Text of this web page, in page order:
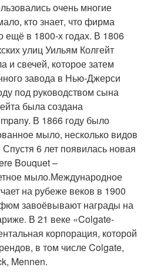
очень многие
кто знает, что фирма
ещё в 1800-х годах. В 1806
улиц Уильям Колгейт
и свечей, которое затем
завода в Нью-Джерси
под руководством сына
была создана
В 1866 году было
мыло, несколько видов
6 лет появилась новая
Bouquet –
мыло.Международное
на рубеже веков в 1900
завоёвывают награды на
В 21 веке «Colgate-
корпорация, которой
в том числе Colgate,
Mennen.